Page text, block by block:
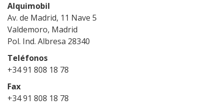
Alquimobil
Av. de Madrid, 11 Nave 5
Valdemoro, Madrid
Pol. Ind. Albresa 28340
Teléfonos
+34 91 808 18 78
Fax
+34 91 808 18 78